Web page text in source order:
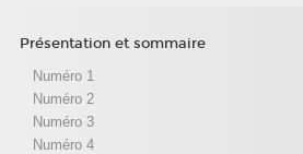
Présentation et sommaire
Numéro 1
Numéro 2
Numéro 3
Numéro 4